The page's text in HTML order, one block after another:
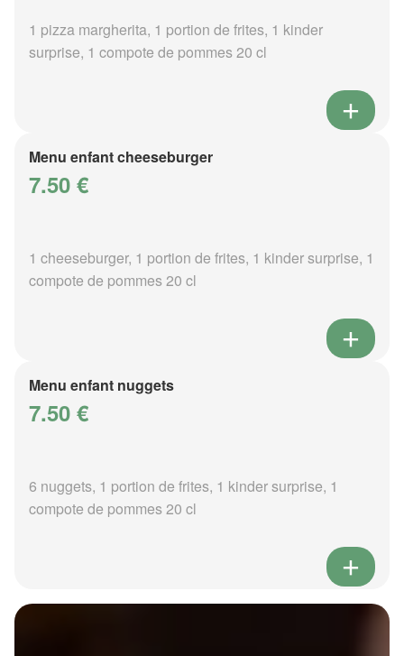
1 pizza margherita, 1 portion de frites, 1 kinder
surprise, 1 compote de pommes 20 cl
Menu enfant cheeseburger
7.50 €
1 cheeseburger, 1 portion de frites, 1 kinder surprise, 1
compote de pommes 20 cl
Menu enfant nuggets
7.50 €
6 nuggets, 1 portion de frites, 1 kinder surprise, 1
compote de pommes 20 cl